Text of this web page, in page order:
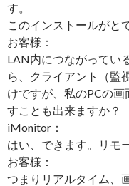
す。
このインストールがと
お客様：
LAN内につながってい
ら、クライアント（監
けですが、私のPCの
すことも出来ますか？
iMonitor：
はい、できます。リモ
お客様：
つまりリアルタイム、